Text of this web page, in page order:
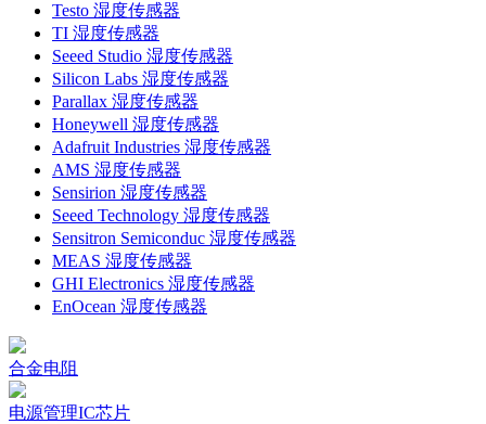
Testo 湿度传感器
TI 湿度传感器
Seeed Studio 湿度传感器
Silicon Labs 湿度传感器
Parallax 湿度传感器
Honeywell 湿度传感器
Adafruit Industries 湿度传感器
AMS 湿度传感器
Sensirion 湿度传感器
Seeed Technology 湿度传感器
Sensitron Semiconduc 湿度传感器
MEAS 湿度传感器
GHI Electronics 湿度传感器
EnOcean 湿度传感器
合金电阻
电源管理IC芯片